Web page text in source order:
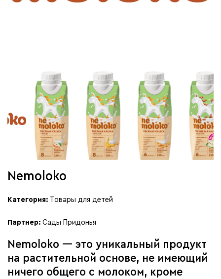
Nemoloko
Категория: Товары для детей
Партнер: Сады Придонья
Nemoloko — это уникальный продукт
на растительной основе, не имеющий
ничего общего с молоком, кроме